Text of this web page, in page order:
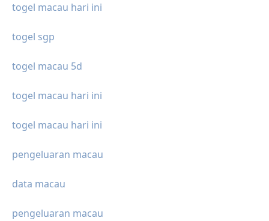
togel macau hari ini
togel sgp
togel macau 5d
togel macau hari ini
togel macau hari ini
pengeluaran macau
data macau
pengeluaran macau